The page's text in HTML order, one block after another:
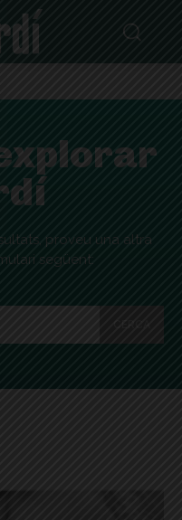
proveu una altra
següent: